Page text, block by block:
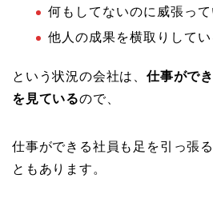
何もしてないのに威張って
他人の成果を横取りしてい
という状況の会社は、 仕事がで
を見ているので、
仕事ができる社員も足を引っ張
ともあります。